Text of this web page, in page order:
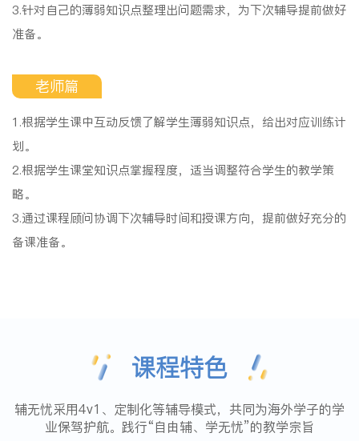
3.针对自己的薄弱知识点整理出问题需求，为下次辅导提前做好
准备。
老师篇
1.根据学生课中互动反馈了解学生薄弱知识点，给出对应训练计
划。
2.根据学生课堂知识点掌握程度，适当调整符合学生的教学策
略。
3.通过课程顾问协调下次辅导时间和授课方向，提前做好充分的
备课准备。
课程特色
辅无忧采用4v1、定制化等辅导模式，共同为海外学子的学
业保驾护航。践行“自由辅、学无忧”的教学宗旨